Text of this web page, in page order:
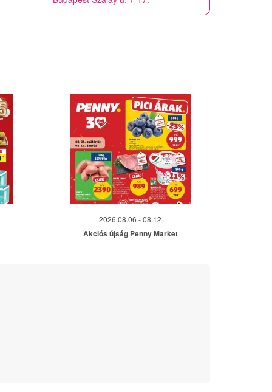
2026.08.06 - 08.12
Akciós újság Penny Market